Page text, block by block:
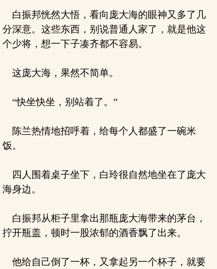
白振邦恍然大悟，看向庞大海的眼神又多了几
分深意。这些东西，别说普通人家了，就是他这
个少将，想一下子凑齐都不容易。
这庞大海，果然不简单。
“快坐快坐，别站着了。”
陈兰热情地招呼着，给每个人都盛了一碗米
饭。
四人围着桌子坐下，白玲很自然地坐在了庞大
海身边。
白振邦从柜子里拿出那瓶庞大海带来的茅台，
拧开瓶盖，顿时一股浓郁的酒香飘了出来。
他给自己倒了一杯，又拿起另一个杯子，就要